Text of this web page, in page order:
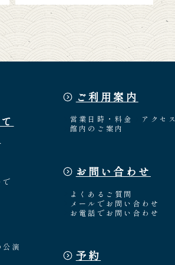
演
ご利用案内
営業日時・料金
アクセス
館内のご案内
お問い合わせ
よくあるご質問
メールでお問い合わせ
お電話でお問い合わせ
予約